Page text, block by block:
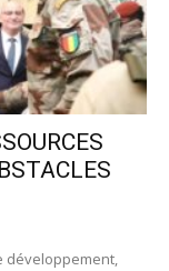
développement,